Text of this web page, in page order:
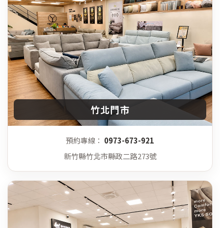
竹北門市
預約專線： 0973-673-921
新竹縣竹北市縣政二路273號